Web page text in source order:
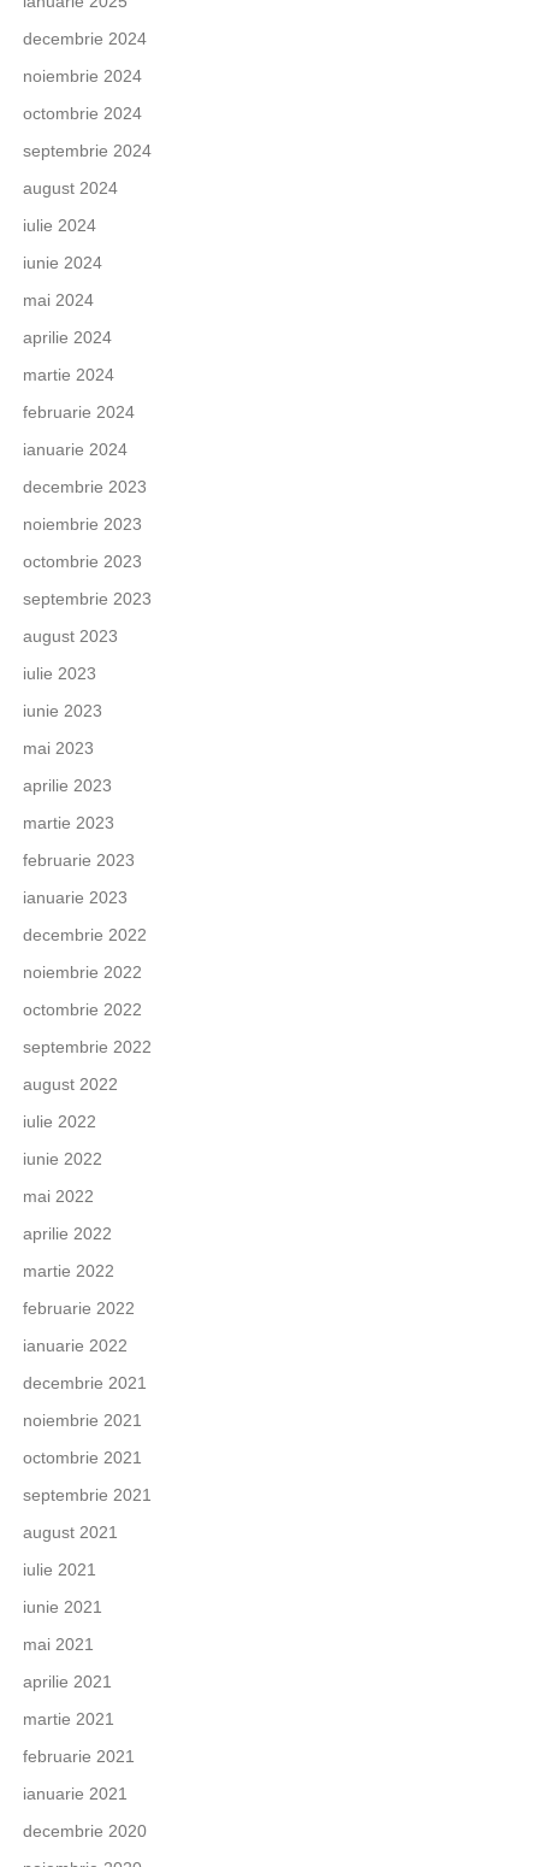
decembrie 2024
noiembrie 2024
octombrie 2024
septembrie 2024
august 2024
iulie 2024
iunie 2024
mai 2024
aprilie 2024
martie 2024
februarie 2024
ianuarie 2024
decembrie 2023
noiembrie 2023
octombrie 2023
septembrie 2023
august 2023
iulie 2023
iunie 2023
mai 2023
aprilie 2023
martie 2023
februarie 2023
ianuarie 2023
decembrie 2022
noiembrie 2022
octombrie 2022
septembrie 2022
august 2022
iulie 2022
iunie 2022
mai 2022
aprilie 2022
martie 2022
februarie 2022
ianuarie 2022
decembrie 2021
noiembrie 2021
octombrie 2021
septembrie 2021
august 2021
iulie 2021
iunie 2021
mai 2021
aprilie 2021
martie 2021
februarie 2021
ianuarie 2021
decembrie 2020